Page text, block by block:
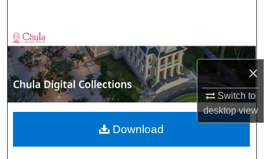
×
Switch to
desktopview
Browse Collections
My Account
About
Digital Commons Network™
Download